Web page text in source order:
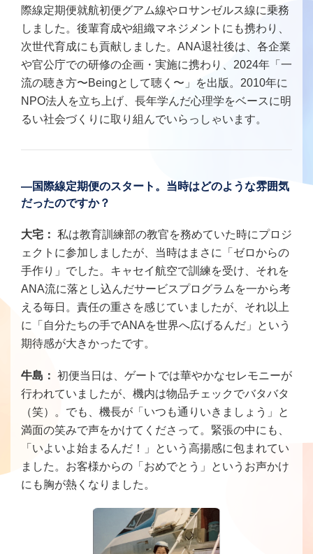
際線定期便就航初便グアム線やロサンゼルス線に乗務
しました。後輩育成や組織マネジメントにも携わり、
次世代育成にも貢献しました。ANA退社後は、各企業
や官公庁での研修の企画・実施に携わり、2024年「一
流の聴き方〜Beingとして聴く〜」を出版。2010年に
NPO法人を立ち上げ、長年学んだ心理学をベースに明
るい社会づくりに取り組んでいらっしゃいます。
―国際線定期便のスタート。当時はどのような雰囲気
だったのですか？
大宅： 私は教育訓練部の教官を務めていた時にプロジ
ェクトに参加しましたが、当時はまさに「ゼロからの
手作り」でした。キャセイ航空で訓練を受け、それを
ANA流に落とし込んだサービスプログラムを一から考
える毎日。責任の重さを感じていましたが、それ以上
に「自分たちの手でANAを世界へ広げるんだ」という
期待感が大きかったです。
牛島： 初便当日は、ゲートでは華やかなセレモニーが
行われていましたが、機内は物品チェックでバタバタ
（笑）。でも、機長が「いつも通りいきましょう」と
満面の笑みで声をかけてくださって。緊張の中にも、
「いよいよ始まるんだ！」という高揚感に包まれてい
ました。お客様からの「おめでとう」というお声かけ
にも胸が熱くなりました。